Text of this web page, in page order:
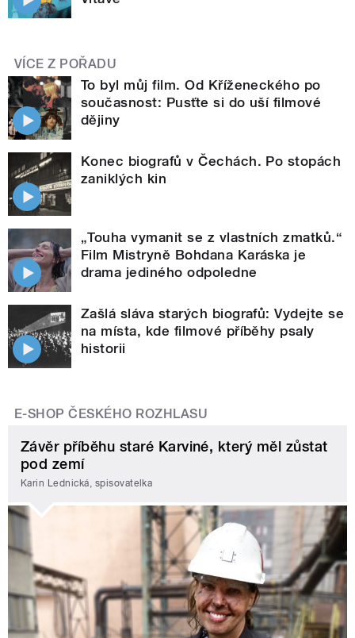
VÍCE Z POŘADU
To byl můj film. Od Kříženeckého po
současnost: Pusťte si do uší filmové
dějiny
Konec biografů v Čechách. Po stopách
zaniklých kin
„Touha vymanit se z vlastních zmatků.“
Film Mistryně Bohdana Karáska je
drama jediného odpoledne
Zašlá sláva starých biografů: Vydejte se
na místa, kde filmové příběhy psaly
historii
E-SHOP ČESKÉHO ROZHLASU
Závěr příběhu staré Karviné, který měl zůstat
pod zemí
Karin Lednická, spisovatelka